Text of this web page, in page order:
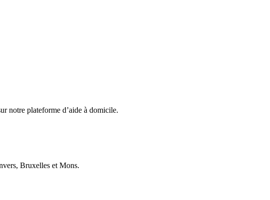
notre plateforme d’aide à domicile.
Bruxelles et Mons.